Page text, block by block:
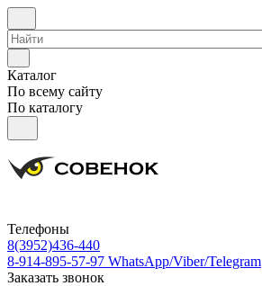
Каталог
По всему сайту
По каталогу
Телефоны
8(3952)436-440
8-914-895-57-97 WhatsApp/Viber/Telegram
Заказать звонок